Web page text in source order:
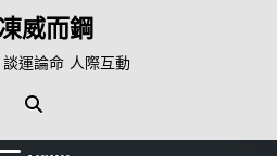
威而鋼
運論命 人際互動